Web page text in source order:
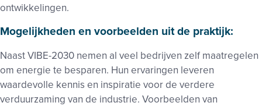
ontwikkelingen.
Mogelijkheden en voorbeelden uit de praktijk:
NaastVIBE-2030 nemen al veel bedrijven zelf maatregelen
om energie te besparen. Hun ervaringen leveren
waardevolle kennis en inspiratie voor de verdere
verduurzaming van de industrie. Voorbeelden van